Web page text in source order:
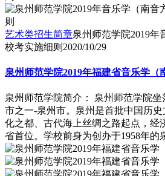
艺术类招生简章泉州师范学院2019年
校考实施细则 2020/10/29
泉州师范学院2019年福建省音乐学（
泉州师范学院简介： 泉州师范学院
市之一-泉州市。泉州是首批中国历
化之都、古代海上丝绸之路起点，经
省首位。学校前身为创办于1958年的